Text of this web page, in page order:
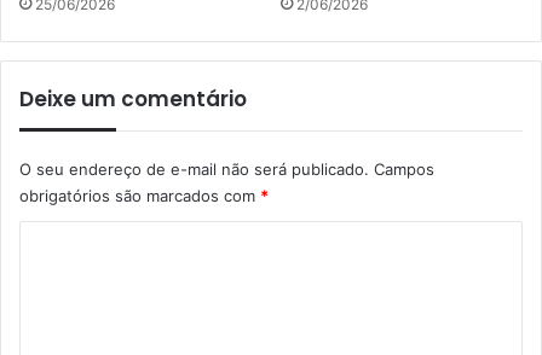
25/06/2026 2/06/2026
Deixe um comentário
O seu endereço de e-mail não será publicado. Campos
obrigatórios são marcados com *